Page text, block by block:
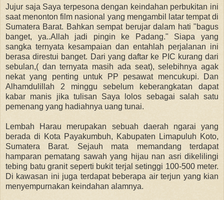
Jujur saja Saya terpesona dengan keindahan perbukitan ini
saat menonton film nasional yang mengambil latar tempat di
Sumatera Barat. Bahkan sempat berujar dalam hati "bagus
banget, ya..Allah jadi pingin ke Padang." Siapa yang
sangka ternyata kesampaian dan entahlah perjalanan ini
berasa direstui banget. Dari yang daftar ke PIC kurang dari
sebulan,( dan ternyata masih ada seat), selebihnya agak
nekat yang penting untuk PP pesawat mencukupi. Dan
Alhamdulillah 2 minggu sebelum keberangkatan dapat
kabar manis jika tulisan Saya lolos sebagai salah satu
pemenang yang hadiahnya uang tunai.
Lembah Harau merupakan sebuah daerah ngarai yang
berada di Kota Payakumbuh, Kabupaten Limapuluh Koto,
Sumatera Barat. Sejauh mata memandang terdapat
hamparan pematang sawah yang hijau nan asri dikelilingi
tebing batu granit seperti bukit terjal setinggi 100-500 meter.
Di kawasan ini juga terdapat beberapa air terjun yang kian
menyempurnakan keindahan alamnya.